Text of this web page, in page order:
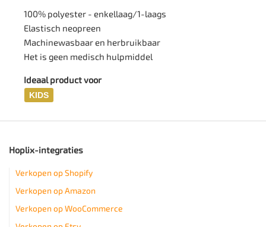
100% polyester - enkellaag/1-laags
Elastisch neopreen
Machinewasbaar en herbruikbaar
Het is geen medisch hulpmiddel
Ideaal product voor
KIDS
Hoplix-integraties
Verkopen op Shopify
Verkopen op Amazon
Verkopen op WooCommerce